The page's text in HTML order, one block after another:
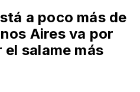
a poco más de
Aires va por
salame más